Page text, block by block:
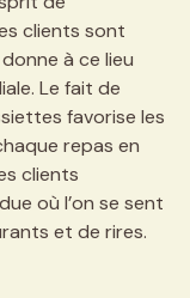
clients sont
à ce lieu
Le fait de
favorise les
repas en
clients
où l’on se sent
et de rires.